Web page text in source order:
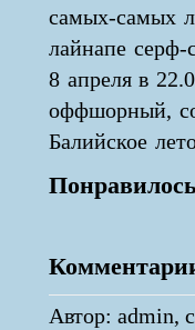
самых-самых
лайнапе серф-
8 апреля в
оффшорный,
Балийское
Автор: admin,